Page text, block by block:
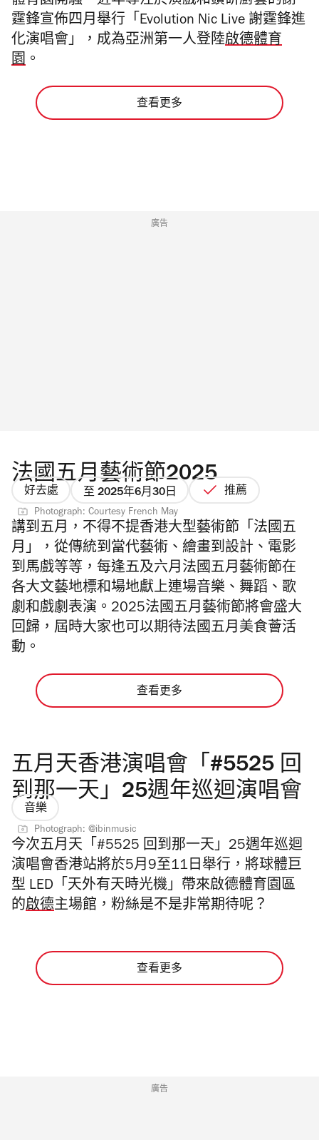
霆鋒宣佈四月舉行「Evolution Nic Live 謝霆鋒進
化演唱會」，成為亞洲第一人登陸啟德體育
園 。
查看更多
廣告
法國五月藝術節2025
好去處 至 2025年6月30日 推薦
Photograph: Courtesy French May
講到五月，不得不提香港大型藝術節「法國五
月」，從傳統到當代藝術、繪畫到設計、電影
到馬戲等等，每逢五及六月法國五月藝術節在
各大文藝地標和場地獻上連場音樂、舞蹈、歌
劇和戲劇表演。2025法國五月藝術節將會盛大
回歸，屆時大家也可以期待法國五月美食薈活
動。
查看更多
五月天香港演唱會「#5525 回
到那一天」25週年巡迴演唱會
音樂
Photograph: @ibinmusic
今次五月天「#5525 回到那一天」25週年巡迴
演唱會香港站將於5月9至11日舉行，將球體巨
型 LED「天外有天時光機」帶來啟德體育園區
的啟德主場館，粉絲是不是非常期待呢？
查看更多
廣告